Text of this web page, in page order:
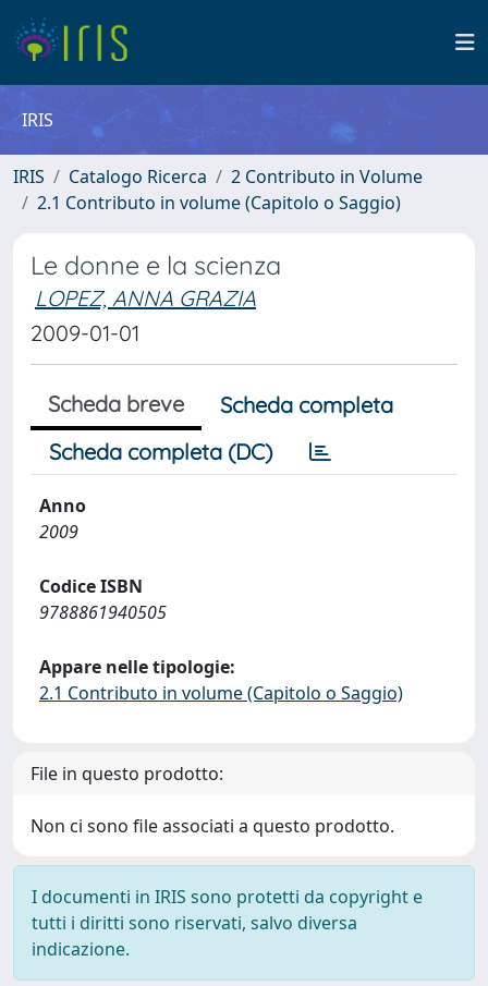
IRIS
IRIS Catalogo Ricerca
2 Contributo in Volume
2.1 Contributo in volume (Capitolo o Saggio)
Le donne e la scienza
LOPEZ, ANNA GRAZIA
2009-01-01
Scheda breve
Scheda completa
Scheda completa (DC)
Anno
2009
Codice ISBN
9788861940505
Appare nelle tipologie:
2.1 Contributo in volume (Capitolo o Saggio)
File in questo prodotto:
Non ci sono file associati a questo prodotto.
I documenti in IRIS sono protetti da copyright e
tutti i diritti sono riservati, salvo diversa
indicazione.